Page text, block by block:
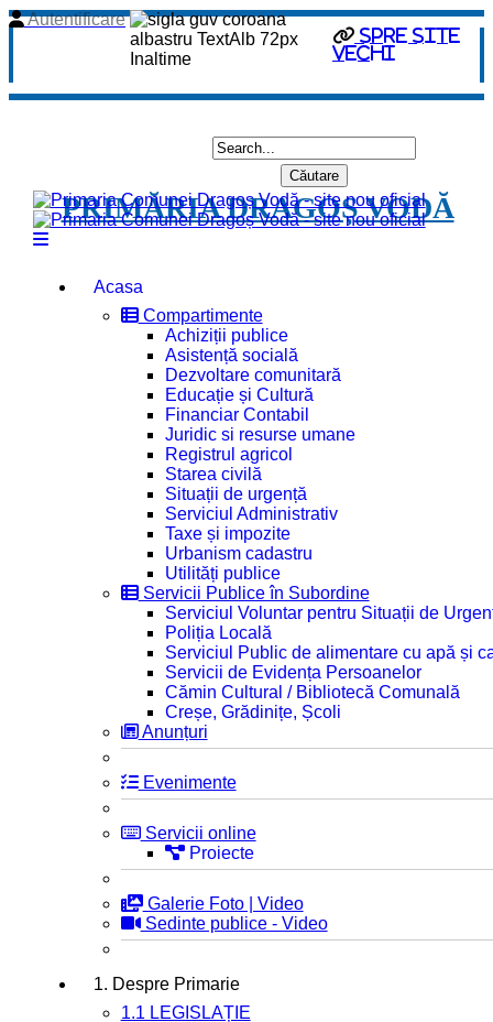
spre site
vechi
Autentificare
PRIMĂRIA DRAGOȘ VODĂ
Acasa
Compartimente
Achiziții publice
Asistență socială
Dezvoltare comunitară
Educație și Cultură
Financiar Contabil
Juridic si resurse umane
Registrul agricol
Starea civilă
Situații de urgență
Serviciul Administrativ
Taxe și impozite
Urbanism cadastru
Utilități publice
Servicii Publice în Subordine
Serviciul Voluntar pentru Situații de
Poliția Locală
Serviciul Public de alimentare cu apă și
Servicii de Evidența Persoanelor
Cămin Cultural / Bibliotecă Comunală
Creșe, Grădinițe, Școli
Anunțuri
Evenimente
Servicii online
Proiecte
Galerie Foto | Video
Sedinte publice - Video
1. Despre Primarie
1.1 LEGISLAȚIE